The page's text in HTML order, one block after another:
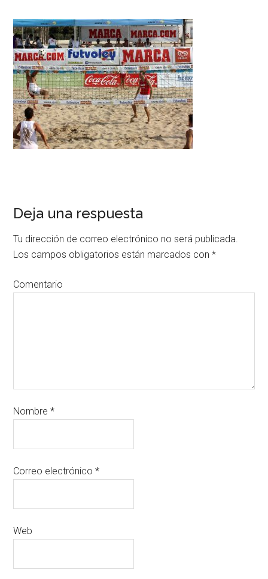
Deja una respuesta
Tu dirección de correo electrónico no será publicada.
Los campos obligatorios están marcados con*
Comentario
Nombre*
Correo electrónico*
Web